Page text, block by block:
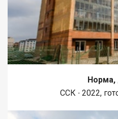
Норма,
ССК ∙ 2022,